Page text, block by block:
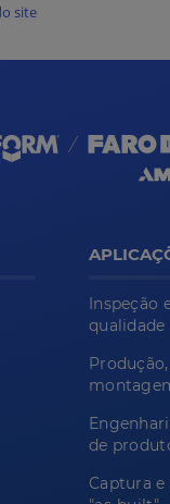
site
Inspeção
qualidade
de
Captura